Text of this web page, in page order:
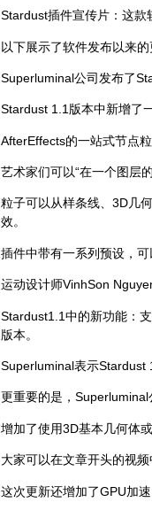
Stardust插件宣传片：这款
以下展示了软件发布以来的
Superluminal公司发布了
Stardust 1.1版本中新增了
AfterEffects的一站式节点
艺术家们可以“在一个图层
粒子可以从样条线、3D几
效。
插件中带有一系列预设，
运动设计师VinhSon
Stardust1.1中的新功能：
版本。
Superluminal表示Stardust
更重要的是，Superluminal
增加了使用3D基本几何体
大家可以在文章开头的视
这次更新还增加了GPU加速